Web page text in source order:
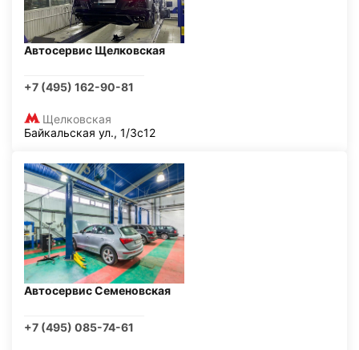
Автосервис Щелковская
+7 (495) 162-90-81
Щелковская
Байкальская ул., 1/3с12
Автосервис Семеновская
+7 (495) 085-74-61